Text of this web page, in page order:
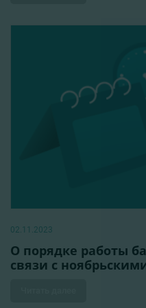
02.11.2023
О порядке работы
связи с